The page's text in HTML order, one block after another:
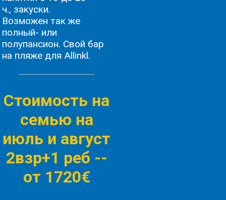
ч., закуски.
Возможен так же
полный- или
полупансион. Свой бар
на пляже для Allinkl.
Стоимость на
семью на
июль и август
2взр+1 реб --
от 1720€